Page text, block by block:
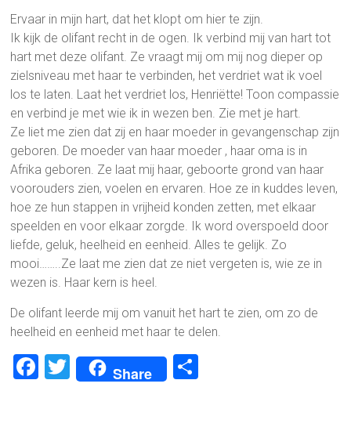
Ervaar in mijn hart, dat het klopt om hier te zijn.
Ik kijk de olifant recht in de ogen. Ik verbind mij van hart tot
hart met deze olifant. Ze vraagt mij om mij nog dieper op
zielsniveau met haar te verbinden, het verdriet wat ik voel
los te laten. Laat het verdriet los, Henriëtte! Toon compassie
en verbind je met wie ik in wezen ben. Zie met je hart.
Ze liet me zien dat zij en haar moeder in gevangenschap zijn
geboren. De moeder van haar moeder , haar oma is in
Afrika geboren. Ze laat mij haar, geboorte grond van haar
voorouders zien, voelen en ervaren. Hoe ze in kuddes leven,
hoe ze hun stappen in vrijheid konden zetten, met elkaar
speelden en voor elkaar zorgde. Ik word overspoeld door
liefde, geluk, heelheid en eenheid. Alles te gelijk. Zo
mooi……..Ze laat me zien dat ze niet vergeten is, wie ze in
wezen is. Haar kern is heel.
De olifant leerde mij om vanuit het hart te zien, om zo de
heelheid en eenheid met haar te delen.
F
T
wi
Share